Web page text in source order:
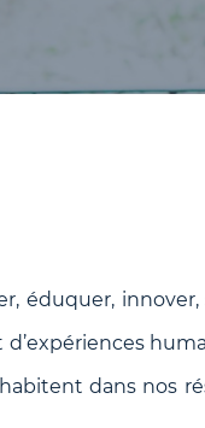
éduquer,
dans nos